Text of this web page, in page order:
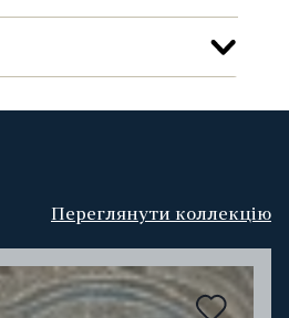
Переглянути коллекцію